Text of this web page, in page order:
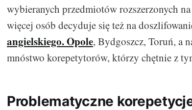
wybieranych przedmiotów rozszerzonych
więcej osób decyduje się też na
angielskiego. Opole, Bydgoszcz, Toruń, a
mnóstwo korepetytorów, którzy chętnie z
Problematyczne